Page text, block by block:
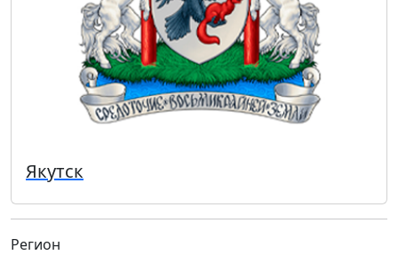
Якутск
Регион